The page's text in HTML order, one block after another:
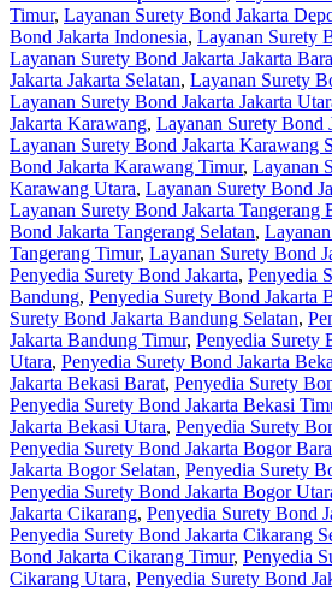
Timur, Layanan Surety Bond Jakarta
Bond Jakarta Indonesia, Layanan Surety
Layanan Surety Bond Jakarta Jakarta
Jakarta Jakarta Selatan, Layanan Surety
Layanan Surety Bond Jakarta Jakarta
Jakarta Karawang, Layanan Surety Bond
Layanan Surety Bond Jakarta Karawang
Bond Jakarta Karawang Timur, Layanan
Karawang Utara, Layanan Surety Bond
Layanan Surety Bond Jakarta Tangerang
Bond Jakarta Tangerang Selatan,
Tangerang Timur, Layanan Surety Bond
Penyedia Surety Bond Jakarta, Penyedia
Bandung, Penyedia Surety Bond Jakarta
Surety Bond Jakarta Bandung Selatan,
Jakarta Bandung Timur, Penyedia Surety
Utara, Penyedia Surety Bond Jakarta
Jakarta Bekasi Barat, Penyedia Surety
Penyedia Surety Bond Jakarta Bekasi
Jakarta Bekasi Utara, Penyedia Surety
Penyedia Surety Bond Jakarta Bogor
Jakarta Bogor Selatan, Penyedia Surety
Penyedia Surety Bond Jakarta Bogor
Jakarta Cikarang, Penyedia Surety Bond
Penyedia Surety Bond Jakarta Cikarang
Bond Jakarta Cikarang Timur, Penyedia
Cikarang Utara, Penyedia Surety Bond